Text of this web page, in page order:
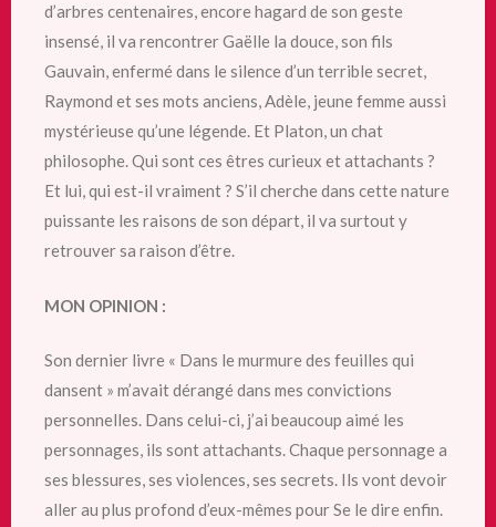
d’arbres centenaires, encore hagard de son geste
insensé, il va rencontrer Gaëlle la douce, son fils
Gauvain, enfermé dans le silence d’un terrible secret,
Raymond et ses mots anciens, Adèle, jeune femme aussi
mystérieuse qu’une légende. Et Platon, un chat
philosophe. Qui sont ces êtres curieux et attachants ?
Et lui, qui est-il vraiment ? S’il cherche dans cette nature
puissante les raisons de son départ, il va surtout y
retrouver sa raison d’être.
MON OPINION :
Son dernier livre « Dans le murmure des feuilles qui
dansent » m’avait dérangé dans mes convictions
personnelles. Dans celui-ci, j’ai beaucoup aimé les
personnages, ils sont attachants. Chaque personnage a
ses blessures, ses violences, ses secrets. Ils vont devoir
aller au plus profond d’eux-mêmes pour Se le dire enfin.